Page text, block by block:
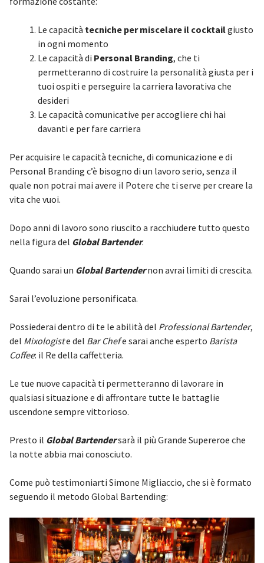
Le capacità tecniche per miscelare il cocktailgiusto
in ogni momento
Le capacità di Personal Branding, che ti
permetteranno di costruire la personalità giusta per i
tuoi ospiti e perseguire la carriera lavorativa che
desideri
Le capacità comunicative per accogliere chi hai
davanti e per fare carriera
Per acquisire le capacità tecniche, di comunicazione e di
Personal Branding c’è bisogno di un lavoro serio, senza il
quale non potrai mai avere il Potere che ti serve per creare la
vita che vuoi.
Dopo anni di lavoro sono riuscito a racchiudere tutto questo
nella figura del Global Bartender.
Quando sarai un Global Bartendernon avrai limiti di crescita.
Sarai l’evoluzione personificata.
Possiederai dentro di te le abilità del Professional Bartender,
del Mixologiste del Bar Chefe sarai anche esperto Barista
Coffee: il Re della caffetteria.
Le tue nuove capacità ti permetteranno di lavorare in
qualsiasi situazione e di affrontare tutte le battaglie
uscendone sempre vittorioso.
Presto il Global Bartendersarà il più Grande Supereroe che
la notte abbia mai conosciuto.
Come può testimoniarti Simone Migliaccio, che si è formato
seguendo il metodo Global Bartending: